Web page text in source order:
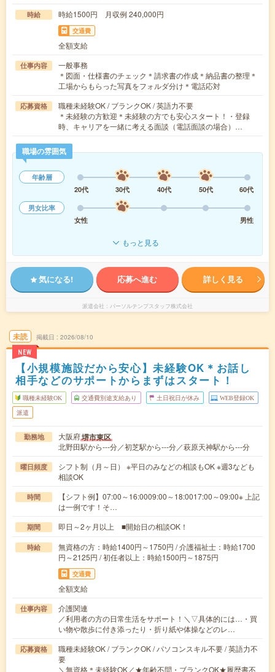
時給 時給1500円 月収例 240,000円
交通費
全額支給
仕事内容
一般事務
＊図面・仕様書のチェック＊請求書の作成＊納品書の整理＊
工場からもらった写真をフォルダ分け＊電話応対
応募資格
職種未経験OK / ブランクOK / 英語力不要
＊未経験の方歓迎＊未経験の方でも安心スタート！・登録
時、キャリアを一緒に考える面談（電話面談の場合）…
職場の雰囲気
年齢層
20代
30代 40代 50代
60代
男女比率
女性
男性
もっと見る
気になる! 応募へ進む 詳しく見る
派遣会社 パーソルテンプスタッフ株式会社
未読
NEW
掲載日 2026/08/10
【小規模施設だから安心】未経験OK＊お話し
相手などのサポートからまずはスタート！
職種未経験OK 交通費別途支給あり 土日祝日が休み WEB登録OK
派遣
勤務地 大阪府堺市東区
北野田駅から---分／初芝駅から---分／萩原天神駅から---分
曜日頻度
シフト制（月～日） ※平日のみなどの相談もOK ※週3なども
相談OK
時間
【シフト例】07:00～16:0009:00～18:0017:00～09:00※ 上記
は一例です！そ…
期間 即日～2ヶ月以上 ■開始日の相談OK！
時給
無資格の方：時給1400円～1750円 / 介護福祉士：時給1700
円～2125円 / 初任者以上：時給1500円～1875円
交通費
全額支給
仕事内容
介護関連
／利用者の方の日常生活をサポート！＼▽具体的には…・買
い物や散歩に付き添ったり・折り紙や体操などのレ…
応募資格
職種未経験OK / ブランクOK / パソコンスキル不要 / 英語力不
要
＼無資格＊未経験OK／★年齢不問・ブランクOK★履歴書不